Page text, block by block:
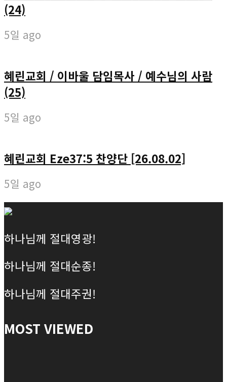
(24)
5일 ago
혜린교회 / 이바울 담임목사 / 예수님의 사람
(25)
5일 ago
혜린교회 Eze37:5 찬양단 [26.08.02]
5일 ago
하나님께 절대영광!
하나님께 절대순종!
하나님께 절대주권!
MOST VIEWED